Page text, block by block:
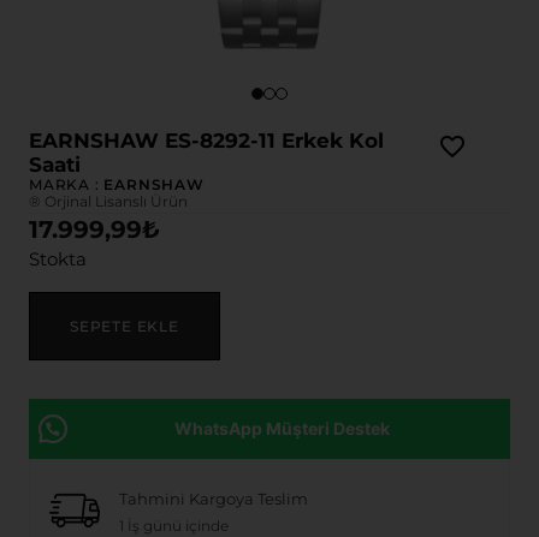
EARNSHAW ES-8292-11 Erkek Kol
Saati
MARKA : EARNSHAW
® Orjinal Lisanslı Ürün
17.999,99₺
Stokta
SEPETE EKLE
WhatsApp Müşteri Destek
Tahmini Kargoya Teslim
1 İş günü içinde